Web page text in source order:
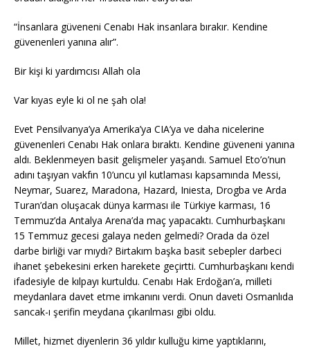
“İnsanlara güveneni Cenabı Hak insanlara bırakır. Kendine
güvenenleri yanına alır”.
Bir kişi ki yardımcısı Allah ola
Var kıyas eyle ki ol ne şah ola!
Evet Pensilvanya’ya Amerika’ya CIA’ya ve daha nicelerine
güvenenleri Cenabı Hak onlara bıraktı. Kendine güveneni yanına
aldı. Beklenmeyen basit gelişmeler yaşandı. Samuel Eto’o’nun
adını taşıyan vakfın 10’uncu yıl kutlaması kapsamında Messi,
Neymar, Suarez, Maradona, Hazard, Iniesta, Drogba ve Arda
Turan’dan oluşacak dünya karması ile Türkiye karması, 16
Temmuz’da Antalya Arena’da maç yapacaktı. Cumhurbaşkanı
15 Temmuz gecesi galaya neden gelmedi? Orada da özel
darbe birliği var mıydı? Birtakım başka basit sebepler darbeci
ihanet şebekesini erken harekete geçirtti. Cumhurbaşkanı kendi
ifadesiyle de kılpayı kurtuldu. Cenabı Hak Erdoğan’a, milleti
meydanlara davet etme imkanını verdi. Onun daveti Osmanlıda
sancak-ı şerifin meydana çıkarılması gibi oldu.
Millet, hizmet diyenlerin 36 yıldır kulluğu kime yaptıklarını,